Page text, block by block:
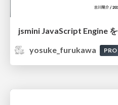
jsmini JavaScript Engine
yosuke_furukawa
PRO